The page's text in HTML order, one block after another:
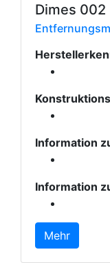
Dimes 002
Information
Information
Mehr